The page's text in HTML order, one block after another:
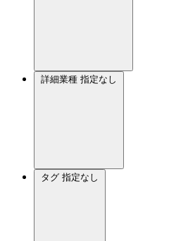
詳細業種 指定なし
タグ 指定なし